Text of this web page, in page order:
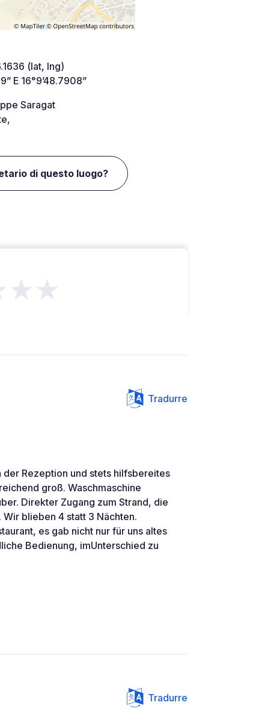
(lat, lng)
E 16°9’48.7908”
Saragat
di questo luogo?
Tradurre
Rezeption und stets hilfsbereites
groß. Waschmaschine
Direkter Zugang zum Strand, die
blieben 4 statt 3 Nächten.
es gab nicht nur für uns altes
Bedienung, imUnterschied zu
Tradurre